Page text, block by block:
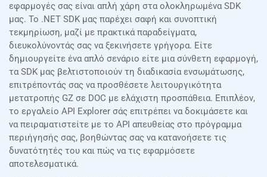
εφαρμογές σας είναι απλή χάρη στα ολοκληρωμένα SDK
μας. Το .NET SDK μας παρέχει σαφή και συνοπτική
τεκμηρίωση, μαζί με πρακτικά παραδείγματα,
διευκολύνοντάς σας να ξεκινήσετε γρήγορα. Είτε
δημιουργείτε ένα απλό σενάριο είτε μια σύνθετη εφαρμογή,
τα SDK μας βελτιστοποιούν τη διαδικασία ενσωμάτωσης,
επιτρέποντάς σας να προσθέσετε λειτουργικότητα
μετατροπής GZ σε DOC με ελάχιστη προσπάθεια. Επιπλέον,
το εργαλείο API Explorer σάς επιτρέπει να δοκιμάσετε και
να πειραματιστείτε με το API απευθείας στο πρόγραμμα
περιήγησής σας, βοηθώντας σας να κατανοήσετε τις
δυνατότητές του και πώς να τις εφαρμόσετε
αποτελεσματικά.